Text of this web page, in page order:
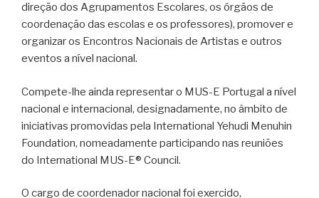
direção dos Agrupamentos Escolares, os órgãos de
coordenação das escolas e os professores), promover e
organizar os Encontros Nacionais de Artistas e outros
eventos a nível nacional.
Compete-lhe ainda representar o MUS-E Portugal a nível
nacional e internacional, designadamente, no âmbito de
iniciativas promovidas pela International Yehudi Menuhin
Foundation, nomeadamente participando nas reuniões
do International MUS-E® Council.
O cargo de coordenador nacional foi exercido,